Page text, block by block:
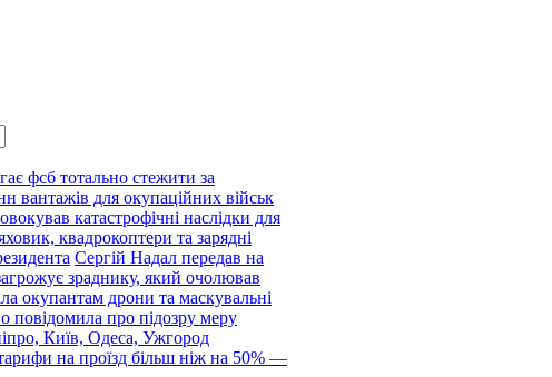
фсб тотально стежити за
вантажів для окупаційних військ
катастрофічні наслідки для
квадрокоптери та зарядні
Сергій Надал передав на
зраднику, який очолював
окупантам дрони та маскувальні
повідомила про підозру меру
Київ, Одеса, Ужгород
на проїзд більш ніж на 50% —